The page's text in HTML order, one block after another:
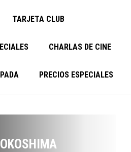
TARJETA CLUB
CHARLAS DE CINE
PRECIOS ESPECIALES